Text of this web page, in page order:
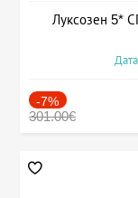
Луксозен 5*
-7%
301.00€